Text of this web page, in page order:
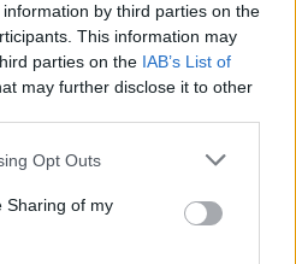
by third parties on the
This information may
parties on the IAB’s List of
may further disclose it to other
Opt Outs
Sharing of my